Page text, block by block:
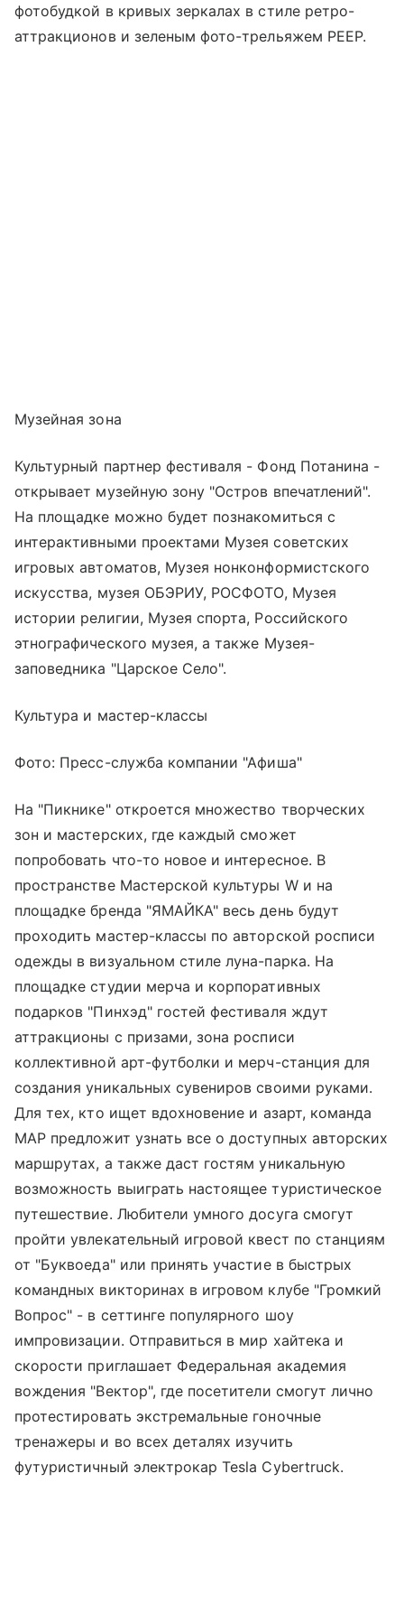
фотобудкой в кривых зеркалах в стиле ретро-
аттракционов и зеленым фото-трельяжем PEEP.
Музейная зона
Культурный партнер фестиваля - Фонд Потанина -
открывает музейную зону "Остров впечатлений".
На площадке можно будет познакомиться с
интерактивными проектами Музея советских
игровых автоматов, Музея нонконформистского
искусства, музея ОБЭРИУ, РОСФОТО, Музея
истории религии, Музея спорта, Российского
этнографического музея, а также Музея-
заповедника "Царское Село".
Культура и мастер-классы
Фото: Пресс-служба компании "Афиша"
На "Пикнике" откроется множество творческих
зон и мастерских, где каждый сможет
попробовать что-то новое и интересное. В
пространстве Мастерской культуры W и на
площадке бренда "ЯМАЙКА" весь день будут
проходить мастер-классы по авторской росписи
одежды в визуальном стиле луна-парка. На
площадке студии мерча и корпоративных
подарков "Пинхэд" гостей фестиваля ждут
аттракционы с призами, зона росписи
коллективной арт-футболки и мерч-станция для
создания уникальных сувениров своими руками.
Для тех, кто ищет вдохновение и азарт, команда
MAP предложит узнать все о доступных авторских
маршрутах, а также даст гостям уникальную
возможность выиграть настоящее туристическое
путешествие. Любители умного досуга смогут
пройти увлекательный игровой квест по станциям
от "Буквоеда" или принять участие в быстрых
командных викторинах в игровом клубе "Громкий
Вопрос" - в сеттинге популярного шоу
импровизации. Отправиться в мир хайтека и
скорости приглашает Федеральная академия
вождения "Вектор", где посетители смогут лично
протестировать экстремальные гоночные
тренажеры и во всех деталях изучить
футуристичный электрокар Tesla Cybertruck.